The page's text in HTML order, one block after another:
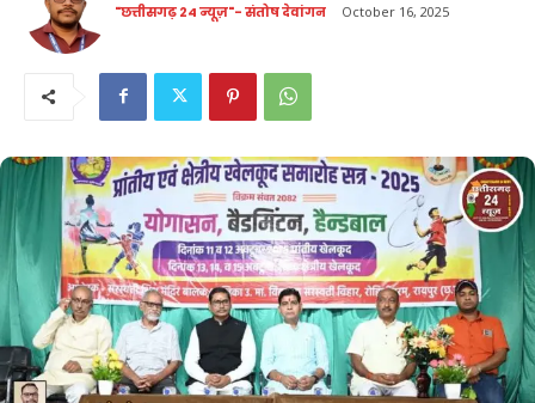
"छत्तीसगढ़ 24 न्यूज़"- संतोष देवांगन October 16, 2025